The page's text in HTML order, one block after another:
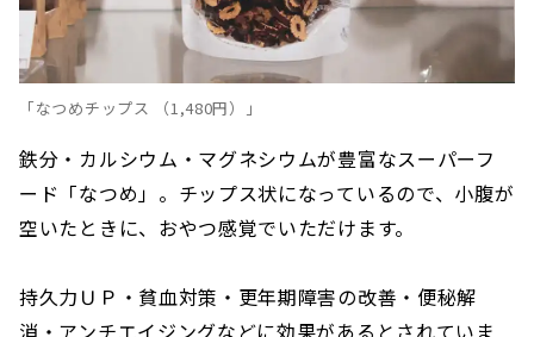
「なつめチップス （1,480円）」
鉄分・カルシウム・マグネシウムが豊富なスーパーフ
ード「なつめ」。チップス状になっているので、小腹が
空いたときに、おやつ感覚でいただけます。
持久力ＵＰ・貧血対策・更年期障害の改善・便秘解
消・アンチエイジングなどに効果があるとされていま